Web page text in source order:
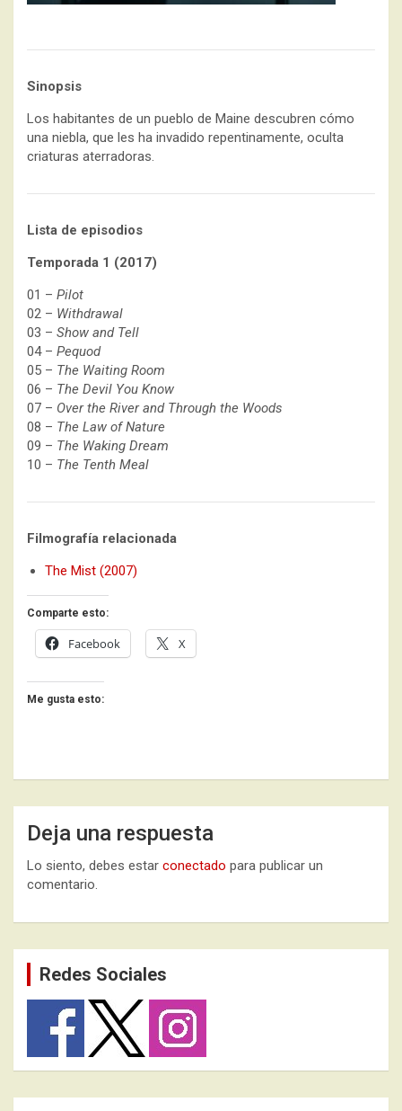
Sinopsis
Los habitantes de un pueblo de Maine descubren cómo
una niebla, que les ha invadido repentinamente, oculta
criaturas aterradoras.
Lista de episodios
Temporada 1 (2017)
01 – Pilot
02 – Withdrawal
03 – Show and Tell
04 – Pequod
05 – The Waiting Room
06 – The Devil You Know
07 – Over the River and Through the Woods
08 – The Law of Nature
09 – The Waking Dream
10 – The Tenth Meal
Filmografía relacionada
The Mist (2007)
Comparte esto:
Facebook X
Me gusta esto:
Deja una respuesta
Lo siento, debes estar conectado para publicar un
comentario.
Redes Sociales